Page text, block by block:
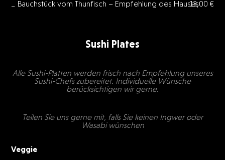
_ Bauchstück vom Thunfisch – Empfehlung des Hauses13,00 €
Sushi Plates
Alle Sushi-Platten werden frisch nach Empfehlung unseres
Sushi-Chefs zubereitet. Individuelle Wünsche
berücksichtigen wir gerne.
Teilen Sie uns gerne mit, falls Sie keinen Ingwer oder
Wasabi wünschen
Veggie